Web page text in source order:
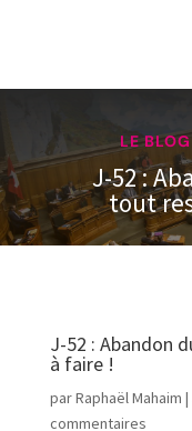
LE
J-52 :
tout
J-52 : Abandon
à faire !
parRaphaël Mahaim |
commentaires